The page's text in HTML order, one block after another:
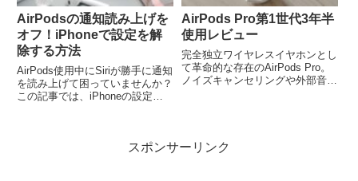
AirPodsの通知読み上げを
オフ！iPhoneで設定を解
除する方法
AirPods使用中にSiriが勝手に通知
を読み上げて困っていませんか？
この記事では、iPhoneの設定か
トロールセンターでの素早い切り
AirPods Pro第1世代3年半
使用レビュー
完全独立ワイヤレスイヤホンとし
て革命的な存在のAirPods Pro。
ノイズキャンセリングや外部音取
します。...
スポンサーリンク